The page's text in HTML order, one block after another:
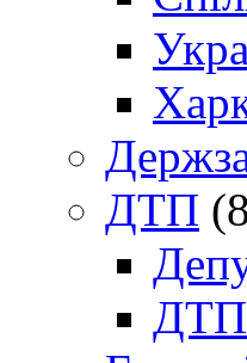
ДТП
ДТП